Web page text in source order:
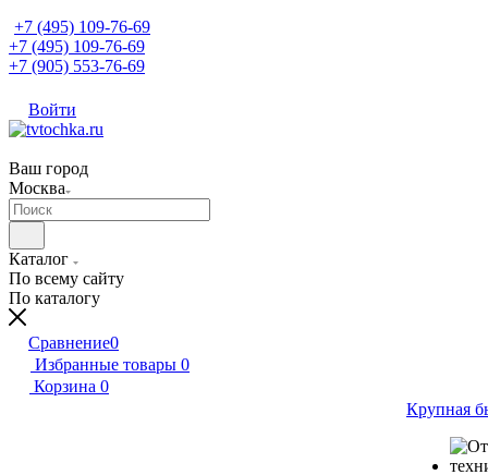
+7 (495) 109-76-69
+7 (495) 109-76-69
+7 (905) 553-76-69
Войти
Ваш город
Москва
Каталог
По всему сайту
По каталогу
Сравнение0
Избранные товары 0
Корзина 0
Крупная